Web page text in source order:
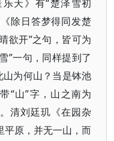
天》有“楚泽雪初
除日答梦得同发楚
欲开”之句，皆可为
”一句，同样提到了
为何山？当是钵池
“山”字，山之南为
清刘廷玑《在园杂
平原，并无一山，而